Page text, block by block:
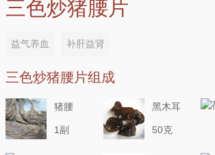
三色炒猪腰片
益气养血 补肝益肾
三色炒猪腰片组成
猪腰
1副
黑木耳
50克